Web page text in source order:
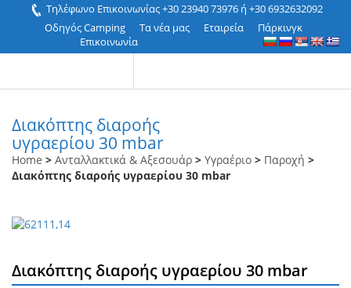
Τηλέφωνο Επικοινωνίας +30 23940 73976 ή +30 6932632092
Οδηγός Camping
Τα νέα μας Εταιρεία
Πάρκινγκ
Επικοινωνία
Διακόπτης διαροής
υγραερίου 30 mbar
Home > Ανταλλακτικά & Αξεσουάρ > Υγραέριο > Παροχή >
Διακόπτης διαροής υγραερίου 30 mbar
Διακόπτης διαροής υγραερίου 30 mbar